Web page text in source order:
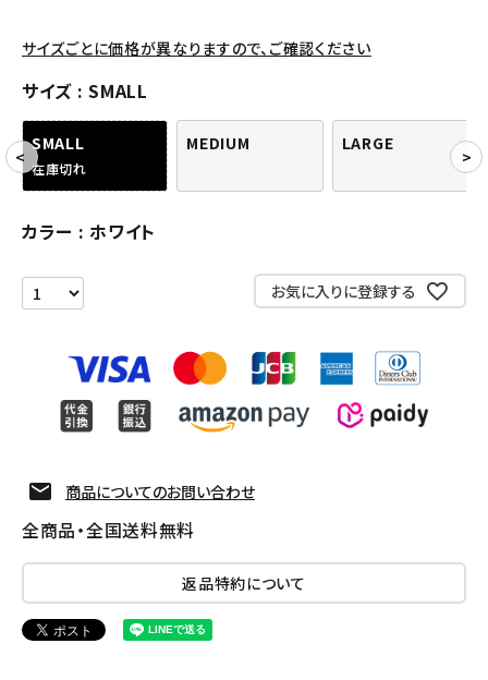
COLLABORATION BRAND
SEASON
CONTENTS
ようこそ ゲスト 様
meeting_room ログイン
Follow us
サイズごとに価格が異なりますので、ご確認ください
サイズ SMALL
SMALL
在庫切れ
MEDIUM LARGE
カラー ホワイト
お気に入りに登録する
商品についてのお問い合わせ
全商品・全国送料無料
返品特約について